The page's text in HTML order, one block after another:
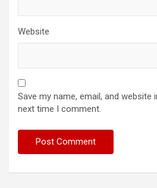
Website
Save my name, email, and
next time I comment.